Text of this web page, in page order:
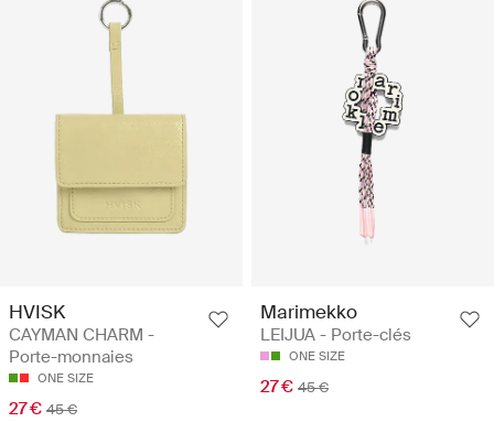
HVISK
CAYMAN CHARM -
Porte-monnaies
ONE SIZE
27 € 45 €
Marimekko
LEIJUA - Porte-clés
ONE SIZE
27 € 45 €